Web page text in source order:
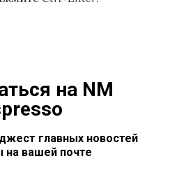
на NM
главных новостей
на вашей почте